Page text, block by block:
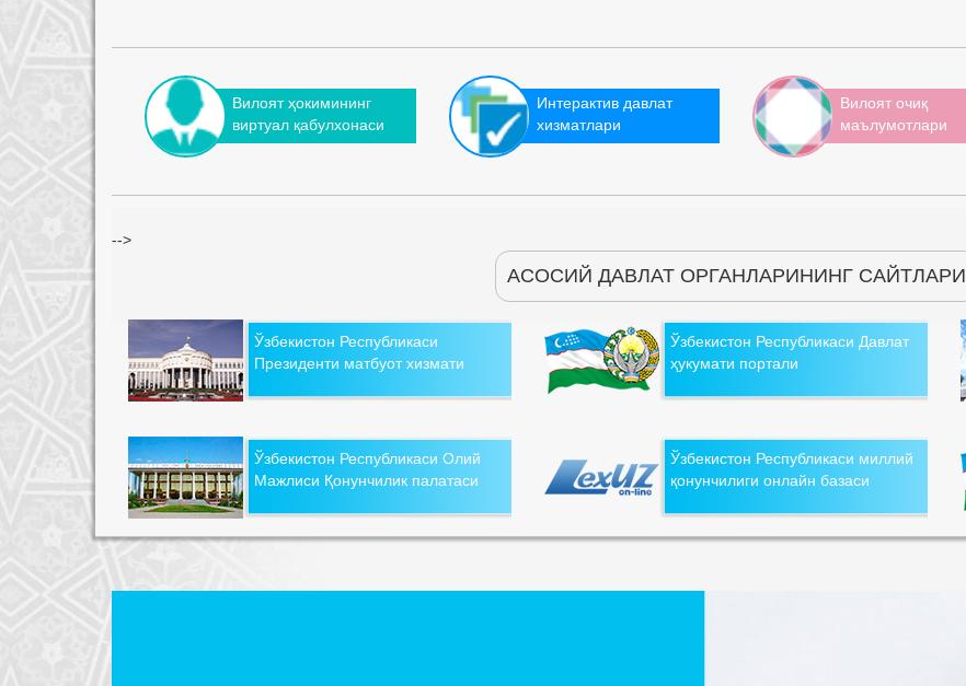
Вилоят ҳокимининг
виртуал қабулхонаси
Интерактив давлат
хизматлари
Вилоят очиқ
маълумотлари
-->
АСОСИЙ ДАВЛАТ ОРГАНЛАРИНИНГ САЙТЛАРИ
Ўзбекистон Республикаси
Президенти матбуот хизмати
Ўзбекистон Республикаси Давлат
ҳукумати портали
Ўзбекистон Республикаси Олий
Мажлиси Қонунчилик палатаси
Ўзбекистон Республикаси миллий
қонунчилиги онлайн базаси